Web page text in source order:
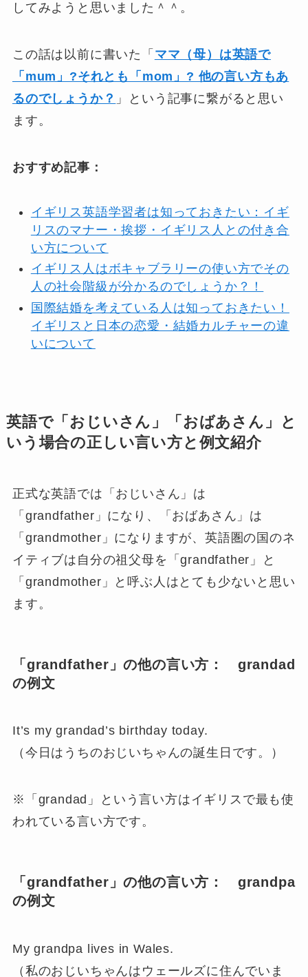
してみようと思いました＾＾。
この話は以前に書いた「 ママ（母）は英語で
「mum」?それとも「mom」? 他の言い方もあ
るのでしょうか？ 」という記事に繋がると思い
ます。
おすすめ記事：
イギリス英語学習者は知っておきたい：イギ
リスのマナー・挨拶・イギリス人との付き合
い方について
イギリス人はボキャブラリーの使い方でその
人の社会階級が分かるのでしょうか？！
国際結婚を考えている人は知っておきたい！
イギリスと日本の恋愛・結婚カルチャーの違
いについて
英語で「おじいさん」「おばあさん」と
いう場合の正しい言い方と例文紹介
正式な英語では「おじいさん」は
「grandfather」になり、「おばあさん」は
「grandmother」になりますが、英語圏の国のネ
イティブは自分の祖父母を「grandfather」と
「grandmother」と呼ぶ人はとても少ないと思い
ます。
「grandfather」の他の言い方： grandad
の例文
It’s my grandad’s birthday today.
（今日はうちのおじいちゃんの誕生日です。）
※「grandad」という言い方はイギリスで最も使
われている言い方です。
「grandfather」の他の言い方： grandpa
の例文
My grandpa lives in Wales.
（私のおじいちゃんはウェールズに住んでいま